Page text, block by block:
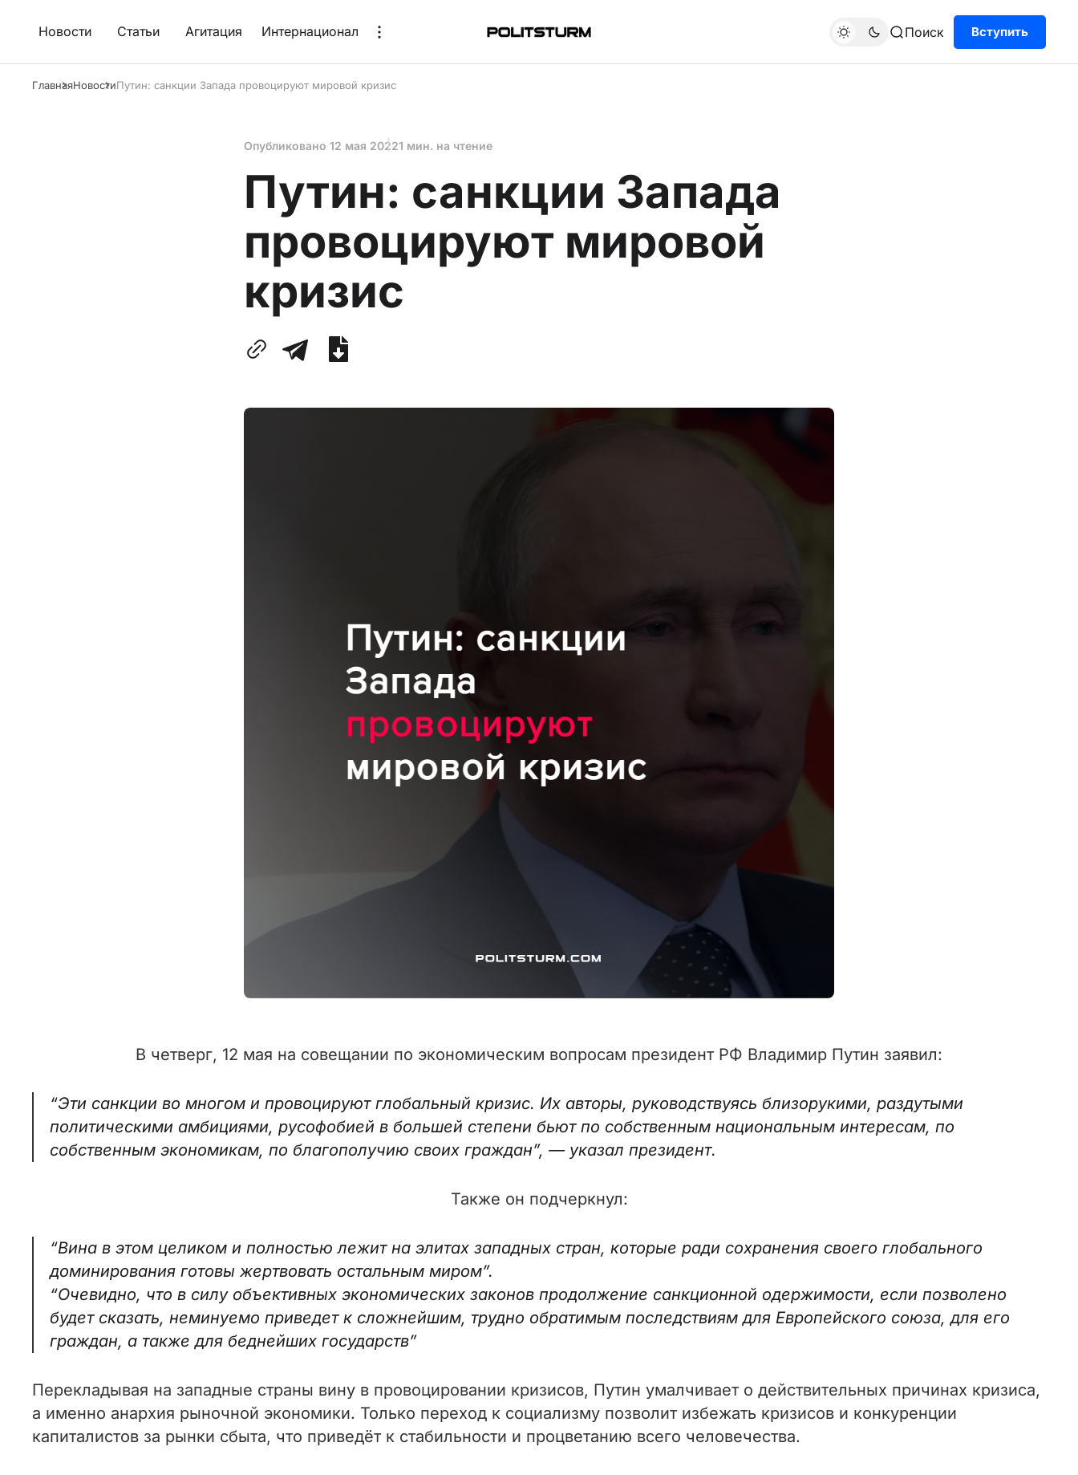
Новости Статьи Агитация Интернационал Поиск Вступить
ГлавнаяНовостиПутин: санкции Запада провоцируют мировой кризис
Опубликовано 12 мая 20221 мин. на чтение
Путин: санкции Запада
провоцируют мировой
кризис
В четверг, 12 мая на совещании по экономическим вопросам президент РФ Владимир Путин заявил:
“Эти санкции во многом и провоцируют глобальный кризис. Их авторы, руководствуясь близорукими, раздутыми
политическими амбициями, русофобией в большей степени бьют по собственным национальным интересам, по
собственным экономикам, по благополучию своих граждан”, — указал президент.
Также он подчеркнул:
“Вина в этом целиком и полностью лежит на элитах западных стран, которые ради сохранения своего глобального
доминирования готовы жертвовать остальным миром”.
“Очевидно, что в силу объективных экономических законов продолжение санкционной одержимости, если позволено
будет сказать, неминуемо приведет к сложнейшим, трудно обратимым последствиям для Европейского союза, для его
граждан, а также для беднейших государств”
Перекладывая на западные страны вину в провоцировании кризисов, Путин умалчивает о действительных причинах кризиса,
а именно анархия рыночной экономики. Только переход к социализму позволит избежать кризисов и конкуренции
капиталистов за рынки сбыта, что приведёт к стабильности и процветанию всего человечества.